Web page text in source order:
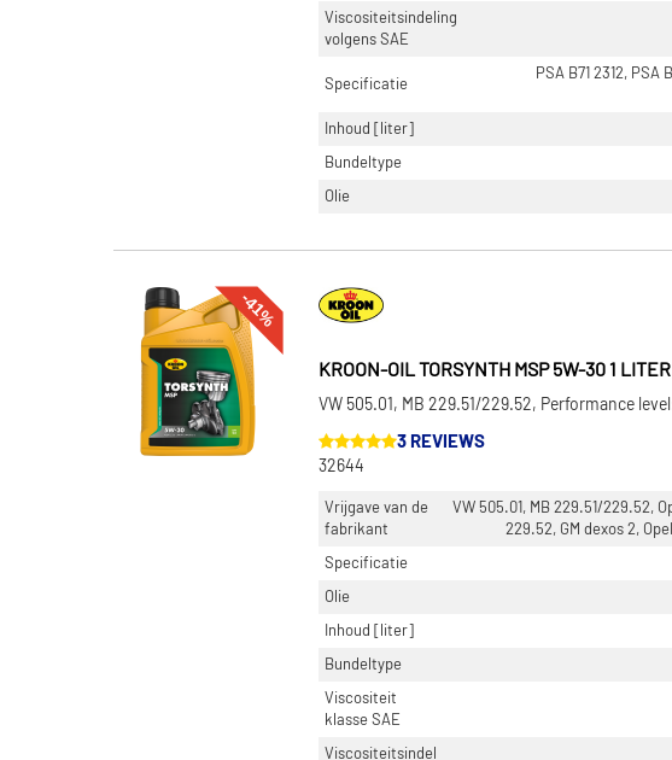
Viscositeitsindeling
volgens SAE
Specificatie
PSA B71 2312, PSA
Inhoud [liter]
Bundeltype
Olie
-41%
KROON-OIL TORSYNTH MSP 5W-30 1
VW 505.01, MB 229.51/229.52, Performance
3 REVIEWS
32644
Vrijgave van de
fabrikant
VW 505.01, MB 229.51/229.52,
229.52, GM dexos 2,
Specificatie
Olie
Inhoud [liter]
Bundeltype
Viscositeit
klasse SAE
Viscositeitsindel